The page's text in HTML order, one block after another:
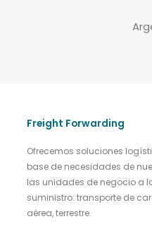
Freight Forwarding
Ofrecemos soluciones
base de necesidades de
las unidades de negocio a
suministro: transporte de
aérea, terrestre.